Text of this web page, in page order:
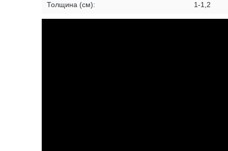
Толщина (см): 1-1,2